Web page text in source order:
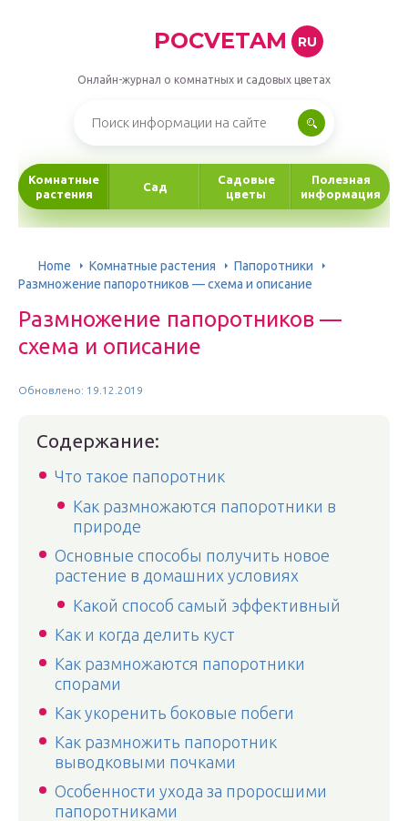
POCVETAM RU
Онлайн-журнал о комнатных и садовых цветах
Комнатные
растения
Сад
Садовые
цветы
Полезная
информация
Home Комнатные растения
Папоротники
Размножение папоротников — схема и описание
Размножение папоротников —
схема и описание
Обновлено: 19.12.2019
Содержание:
Что такое папоротник
Как размножаются папоротники в
природе
Основные способы получить новое
растение в домашних условиях
Какой способ самый эффективный
Как и когда делить куст
Как размножаются папоротники
спорами
Как укоренить боковые побеги
Как размножить папоротник
выводковыми почками
Особенности ухода за проросшими
папоротниками